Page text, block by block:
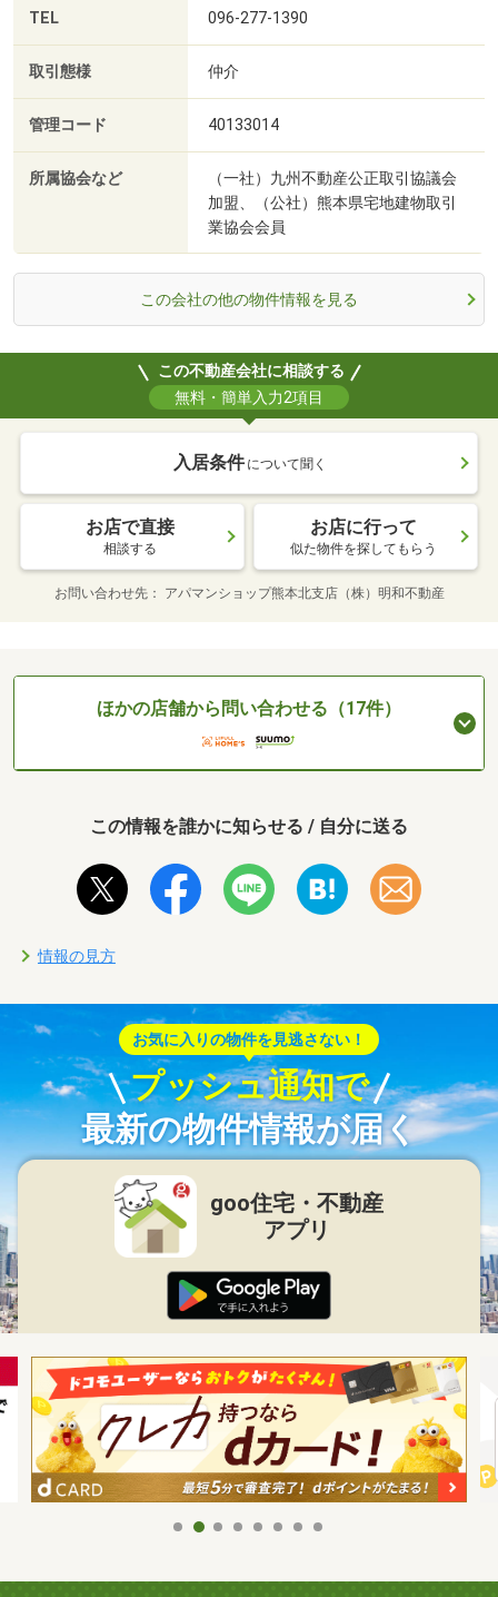
TEL 096-277-1390
取引態様 仲介
管理コード 40133014
所属協会など
（一社）九州不動産公正取引協議会
加盟、（公社）熊本県宅地建物取引
業協会会員
この会社の他の物件情報を見る
この不動産会社に相談する
無料・簡単入力2項目
入居条件 について聞く
お店で直接
相談する
お店に行って
似た物件を探してもらう
お問い合わせ先 アパマンショップ熊本北支店（株）明和不動産
ほかの店舗から問い合わせる（17件）
この情報を誰かに知らせる / 自分に送る
情報の見方
お気に入りの物件を見逃さない！
プッシュ通知で
最新の物件情報が届く
goo住宅・不動産
アプリ